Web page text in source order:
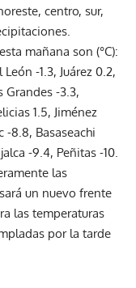
centro, sur,
mañana son (°C):
-1.3, Juárez 0.2,
Grandes -3.3,
1.5, Jiménez
-8.8, Basaseachi
-9.4, Peñitas -10.
las
un nuevo frente
las temperaturas
por la tarde